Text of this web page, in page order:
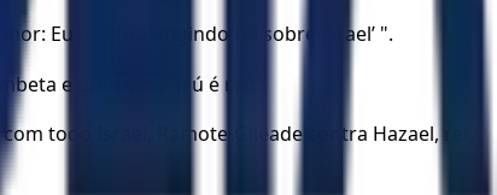
Eu o estou ungindo rei sobre Israel’ ".
e gritaram: "Jeú é rei! "
todo Israel, Ramote-Gileade contra Hazael, rei